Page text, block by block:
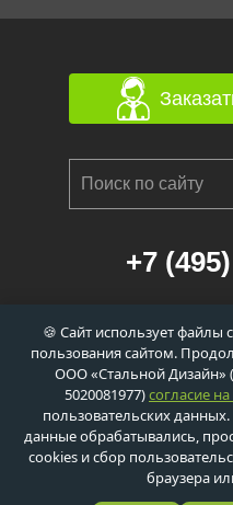
Политика
Политика
+7
к. 1 (станция
🍪 Сайт использует
пользования сайтом.
ООО «Стальной Дизайн»
5020081977)согласие
пользовательских
данные обрабатывались,
cookies и сбор
браузера